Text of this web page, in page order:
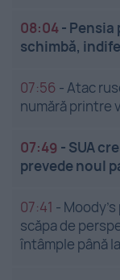
08:04- Pensia
schimbă,
07:56 -Atac
numără printre
07:49 - SUA
prevede noul
07:41 -
scăpa de
întâmple până